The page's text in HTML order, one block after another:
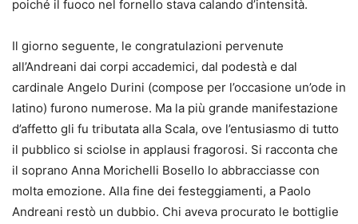
poiché il fuoco nel fornello stava calando d’intensità.
Il giorno seguente, le congratulazioni pervenute
all’Andreani dai corpi accademici, dal podestà e dal
cardinale Angelo Durini (compose per l’occasione un’ode in
latino) furono numerose. Ma la più grande manifestazione
d’affetto gli fu tributata alla Scala, ove l’entusiasmo di tutto
il pubblico si sciolse in applausi fragorosi. Si racconta che
il soprano Anna Morichelli Bosello lo abbracciasse con
molta emozione. Alla fine dei festeggiamenti, a Paolo
Andreani restò un dubbio. Chi aveva procurato le bottiglie